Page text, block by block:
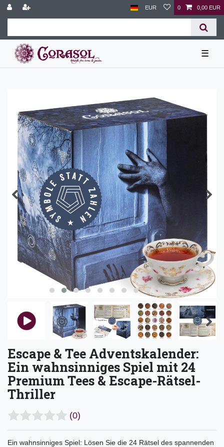
EUR 0 0,00 EUR
☰
Escape & Tee Adventskalender:
Ein wahnsinniges Spiel mit 24
Premium Tees & Escape-Rätsel-
Thriller
(0)
Ein wahnsinniges Spiel: Lösen Sie die 24 Rätsel des spannenden